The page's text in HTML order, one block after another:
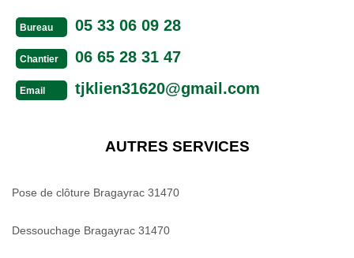
Bureau 05 33 06 09 28
Chantier 06 65 28 31 47
Email tjklien31620@gmail.com
AUTRES SERVICES
Pose de clôture Bragayrac 31470
Dessouchage Bragayrac 31470